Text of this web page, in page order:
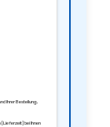
Ihrer Bestellung,
bei Ihnen